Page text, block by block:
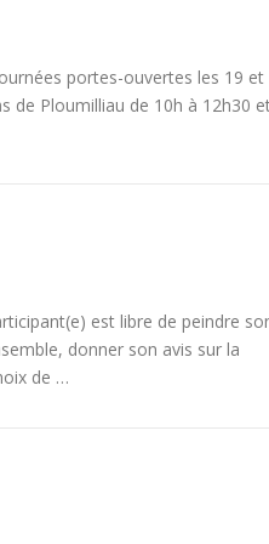
portes-ouvertes les 19 et
de Ploumilliau de 10h à 12h30
est libre de peindre
donner son avis sur la
de …